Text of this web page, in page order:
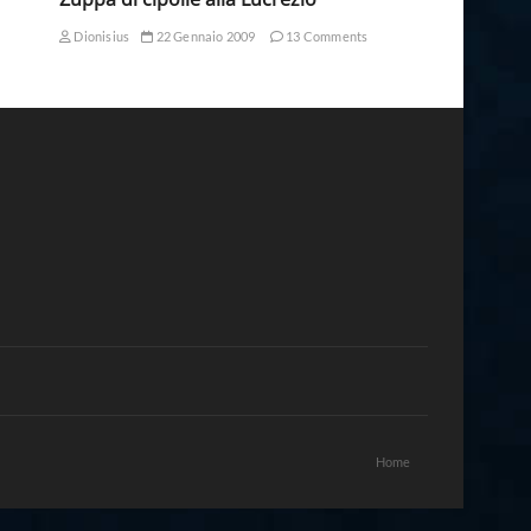
Dionisius 22 Gennaio 2009 13 Comments
Home